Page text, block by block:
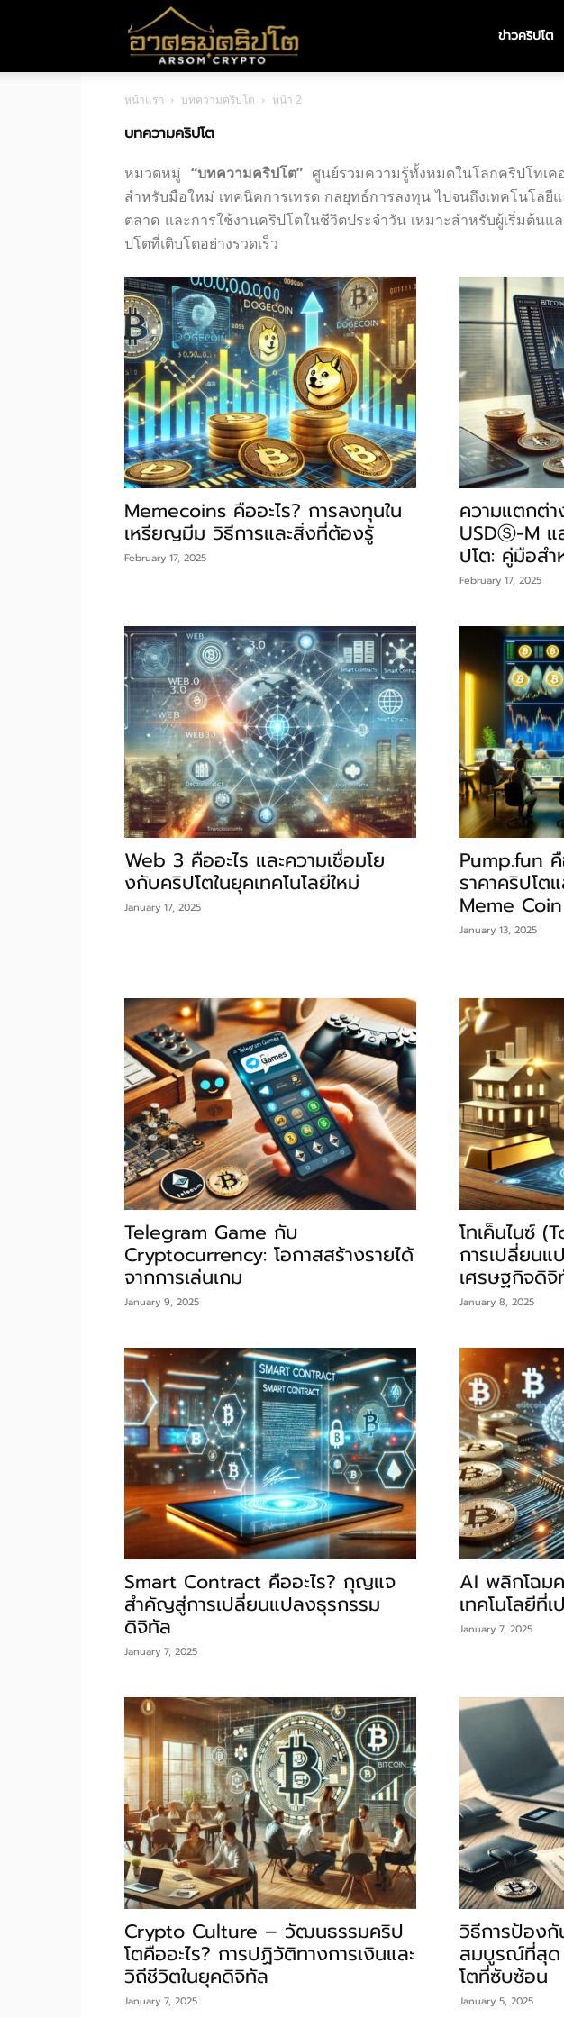
มค
ปโต
ข่าวคริปโต
หน้าแรก บทความคริปโต หน้า 2
บทความคริปโต
หมวดหมู่ “บทความคริปโต”ศูนย์รวมความรู้ทั้งหมดในโลกคริปโทเค
สำหรับมือใหม่ เทคนิคการเทรด กลยุทธ์การลงทุน ไปจนถึงเทคโนโล
ตลาด และการใช้งานคริปโตในชีวิตประจำวัน เหมาะสำหรับผู้เริ่มต้
ปโตที่เติบโตอย่างรวดเร็ว
Memecoins คืออะไร? การลงทุนใน
เหรียญมีม วิธีการและสิ่งที่ต้องรู้
February 17, 2025
ความแตกต่า
USDⓈ-M แ
ปโต: คู่มือส
February 17, 2025
Web 3 คืออะไร และความเชื่อมโย
งกับคริปโตในยุคเทคโนโลยีใหม่
January 17, 2025
Pump.fun
ราคาคริปโต
Meme Coin
January 13, 2025
Telegram Game กับ
Cryptocurrency: โอกาสสร้างรายได้
จากการเล่นเกม
January 9, 2025
โทเค็นไนซ์
การเปลี่ยนแ
เศรษฐกิจดิจิ
January 8, 2025
Smart Contract คืออะไร? กุญแจ
สำคัญสู่การเปลี่ยนแปลงธุรกรรม
ดิจิทัล
January 7, 2025
AI พลิกโฉมค
เทคโนโลยีที่
January 7, 2025
Crypto Culture – วัฒนธรรมคริป
โตคืออะไร? การปฏิวัติทางการเงินและ
วิถีชีวิตในยุคดิจิทัล
January 7, 2025
วิธีการป้อง
สมบูรณ์ที่สุด
โตที่ซับซ้อน
January 5, 2025